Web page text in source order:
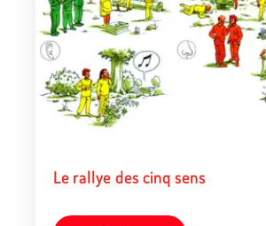
Le rallye des cinq sens